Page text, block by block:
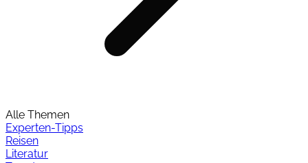
Alle Themen
Experten-Tipps
Reisen
Literatur